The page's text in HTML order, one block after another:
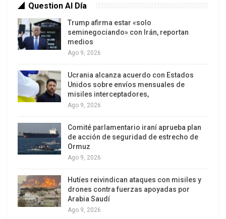
Question Al Día
Trump afirma estar «solo
seminegociando» con Irán, reportan
medios
Ago 9, 2026
Ucrania alcanza acuerdo con Estados
Unidos sobre envíos mensuales de
misiles interceptadores,
Ago 9, 2026
Comité parlamentario iraní aprueba plan
de acción de seguridad de estrecho de
Ormuz
Ago 9, 2026
Hutíes reivindican ataques con misiles y
drones contra fuerzas apoyadas por
Arabia Saudí
Ago 9, 2026